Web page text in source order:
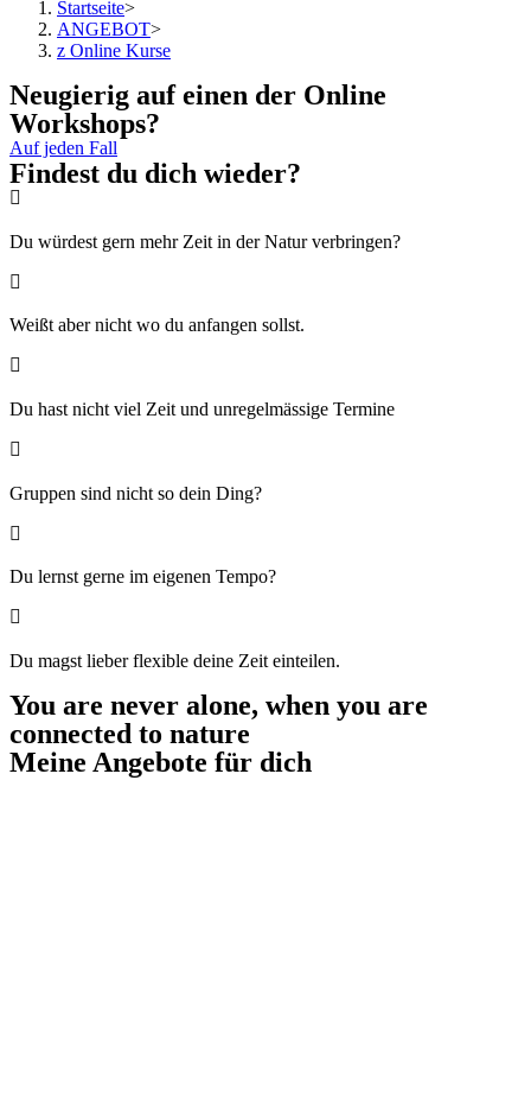
Startseite>
ANGEBOT>
z Online Kurse
Neugierig auf einen der Online
Workshops?
Auf jeden Fall
Findest du dich wieder?
Du würdest gern mehr Zeit in der Natur verbringen?
Weißt aber nicht wo du anfangen sollst.
Du hast nicht viel Zeit und unregelmässige Termine
Gruppen sind nicht so dein Ding?
Du lernst gerne im eigenen Tempo?
Du magst lieber flexible deine Zeit einteilen.
You are never alone, when you are
connected to nature
Meine Angebote für dich